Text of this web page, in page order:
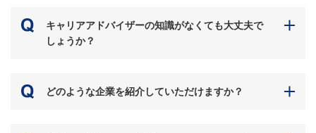
キャリアアドバイザーの知識がなくても大丈夫で
しょうか？
どのような企業を紹介していただけますか？